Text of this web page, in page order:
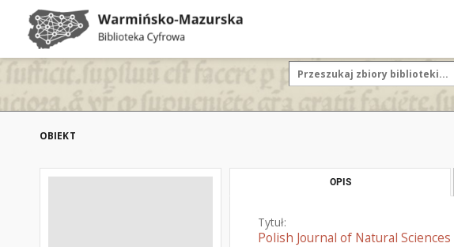
OBIEKT
OPIS
Tytuł:
Polish Journal of Natural